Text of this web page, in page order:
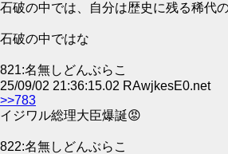
石破の中では、自分は歴史に残る稀代
石破の中ではな
821:名無しどんぶらこ
25/09/02 21:36:15.02 RAwjkesE0.net
>>783
イジワル総理大臣爆誕😡
822:名無しどんぶらこ